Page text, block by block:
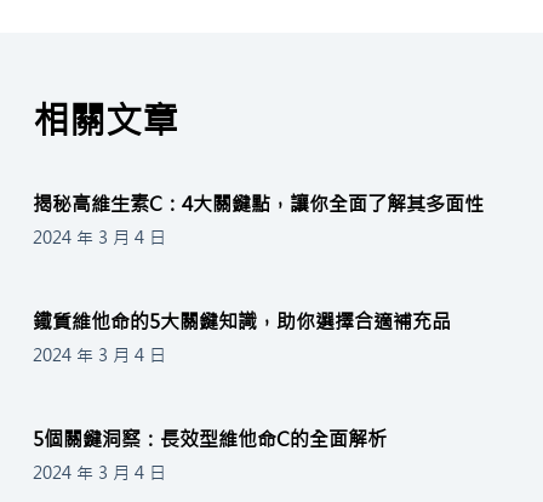
相關文章
揭秘高維生素C：4大關鍵點，讓你全面了解其多面性
2024 年 3 月 4 日
鐵質維他命的5大關鍵知識，助你選擇合適補充品
2024 年 3 月 4 日
5個關鍵洞察：長效型維他命C的全面解析
2024 年 3 月 4 日